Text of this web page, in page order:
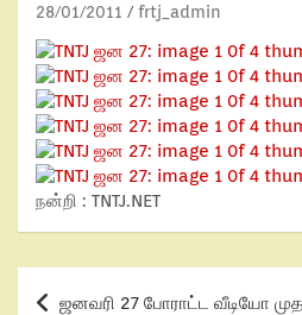
28/01/2011 frtj_admin
நன்றி : TNTJ.NET
ஜனவரி 27 போராட்ட வீடியோ